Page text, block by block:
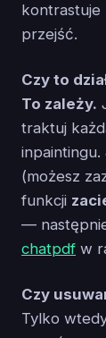
kontrastuje
przejść.
Czy to
To zależy.
traktuj
inpaintingu.
(możesz
funkcji
—
chatpdf w
Czy
Tylko